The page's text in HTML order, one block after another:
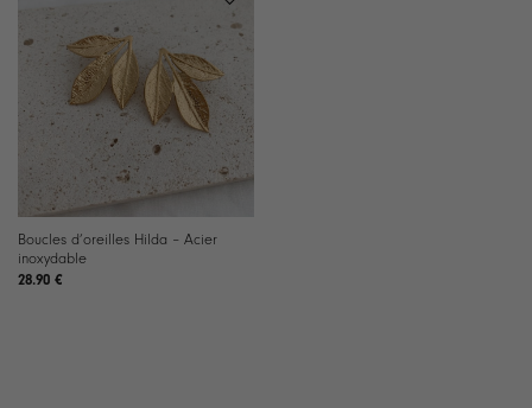
Boucles d’oreilles Hilda – Acier
inoxydable
28.90 €